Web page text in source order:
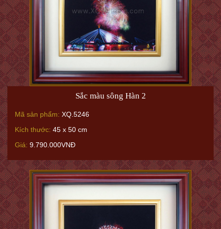
Sắc màu sông Hàn 2
Mã sản phẩm: XQ.5246
Kích thước: 45 x 50 cm
Giá: 9.790.000VNĐ